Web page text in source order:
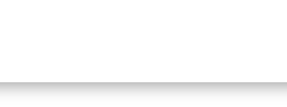
Bundesamt und der AWV. Fällt
könnten Sie sich ein nächstes